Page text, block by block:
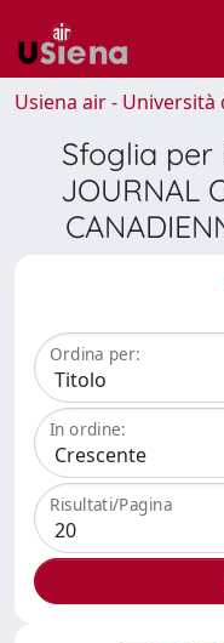
Usiena air - Università
Sfoglia per
JOURNAL
Ordina per:
In ordine:
Risultati/Pagina